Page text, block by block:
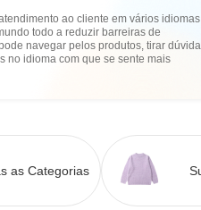
ao cliente em vários idiomas
todo a reduzir barreiras de
navegar pelos produtos, tirar
no idioma com que se sente mais
as Categorias